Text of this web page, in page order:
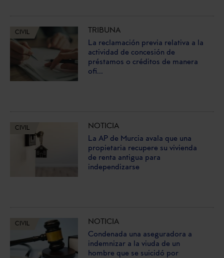
CIVIL
TRIBUNA
La reclamación previa relativa a la
actividad de concesión de
préstamos o créditos de manera
ofi...
CIVIL
NOTICIA
La AP de Murcia avala que una
propietaria recupere su vivienda
de renta antigua para
independizarse
CIVIL
NOTICIA
Condenada una aseguradora a
indemnizar a la viuda de un
hombre que se suicidó por